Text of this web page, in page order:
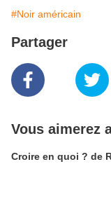
#Noir américain
Partager
Vous aimerez
Croire en quoi ? de